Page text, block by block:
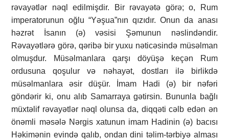
rəvayətlər nəql edilmişdir. Bir rəvayətə görə; o, Rum
imperatorunun oğlu “Yəşua”nın qızıdır. Onun da anası
һәzrәt İsanın (ә) vәsisi Şәmunun nəslindəndir.
Rəvayətlərә görə, qәribә bir yuxu nəticəsində müsəlman
olmuşdur. Müsəlmanlara qarşı döyüşә keçən Rum
ordusuna qoşulur və nəhayət, dostları ilə birlikdə
müsəlmanlara әsir düşür. İmam Hadi (ə) bir nəfəri
göndәrir ki, onu alıb Samarraya gətirsin. Bununla bağlı
müxtәlif rəvayətlər nəql olunsa da, diqqәti cәlb edәn әn
önəmli mәsәlә Nərgis xatunun imam Hadinin (ә) bacısı
Hәkimənin evində qalıb, ondan dini tәlim-tәrbiyә alması